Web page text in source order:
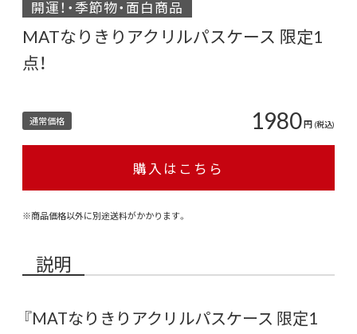
開運！・季節物・面白商品
MATなりきりアクリルパスケース 限定1
点！
通常価格 1980円 (税込)
購入はこちら
※商品価格以外に別途送料がかかります。
説明
『MATなりきりアクリルパスケース 限定1